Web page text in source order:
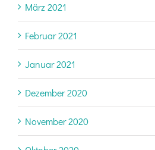
März 2021
Februar 2021
Januar 2021
Dezember 2020
November 2020